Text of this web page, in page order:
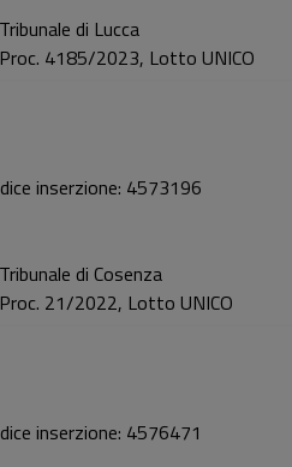
Tribunale di Lucca
Proc. 4185/2023, Lotto UNICO
inserzione: 4573196
Tribunale di Cosenza
Proc. 21/2022, Lotto UNICO
inserzione: 4576471